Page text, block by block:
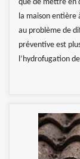
que de mettre en
la maison entière
au problème de
préventive est
l’hydrofugation